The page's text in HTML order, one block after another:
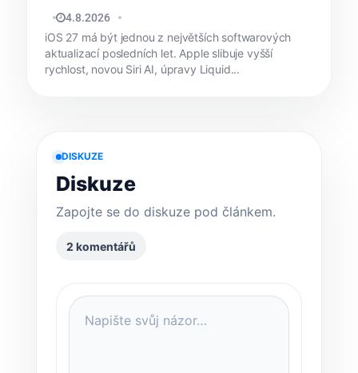
JAN HOLEŠ
4.8.2026
iOS 27 má být jednou z největších softwarových
aktualizací posledních let. Apple slibuje vyšší
rychlost, novou Siri AI, úpravy Liquid...
DISKUZE
Diskuze
Zapojte se do diskuze pod článkem.
2 komentářů